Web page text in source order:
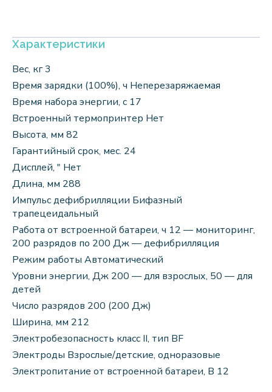
Характеристики
Вес, кг 3
Время зарядки (100%), ч Неперезаряжаемая
Время набора энергии, с 17
Встроенный термопринтер Нет
Высота, мм 82
Гарантийный срок, мес. 24
Дисплей, ″ Нет
Длина, мм 288
Импульс дефибрилляции Бифазный
трапецеидальный
Работа от встроенной батареи, ч 12 — мониторинг,
200 разрядов по 200 Дж — дефибрилляция
Режим работы Автоматический
Уровни энергии, Дж 200 — для взрослых, 50 — для
детей
Число разрядов 200 (200 Дж)
Ширина, мм 212
Электробезопасность класс II, тип BF
Электроды Взрослые/детские, одноразовые
Электропитание от встроенной батареи, В 12